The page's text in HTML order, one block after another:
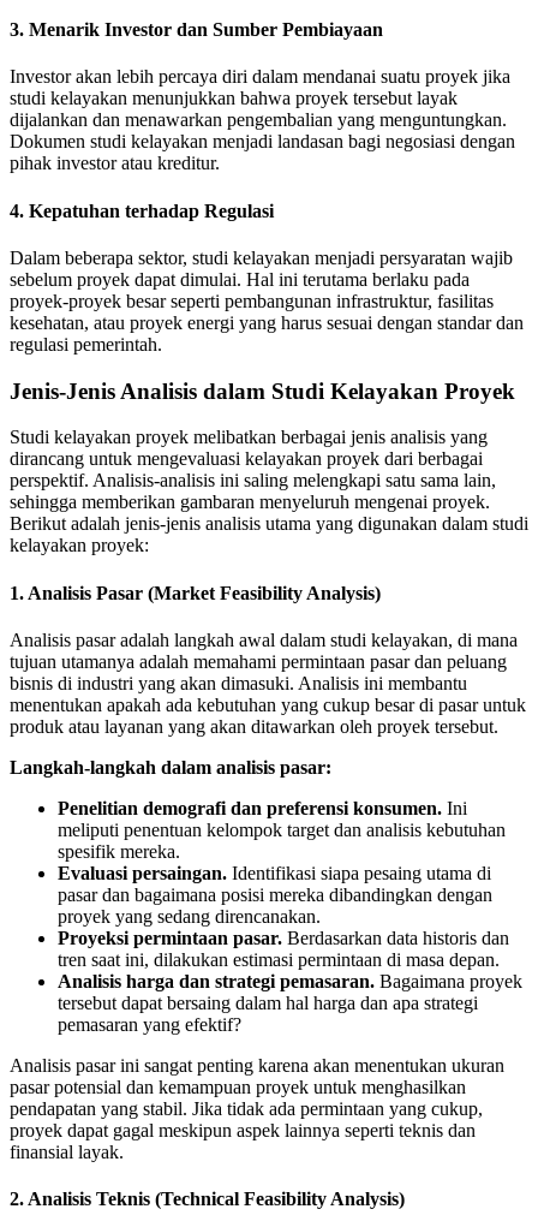
3. Menarik Investor dan Sumber Pembiayaan
Investor akan lebih percaya diri dalam mendanai suatu proyek jika
studi kelayakan menunjukkan bahwa proyek tersebut layak
dijalankan dan menawarkan pengembalian yang menguntungkan.
Dokumen studi kelayakan menjadi landasan bagi negosiasi dengan
pihak investor atau kreditur.
4. Kepatuhan terhadap Regulasi
Dalam beberapa sektor, studi kelayakan menjadi persyaratan wajib
sebelum proyek dapat dimulai. Hal ini terutama berlaku pada
proyek-proyek besar seperti pembangunan infrastruktur, fasilitas
kesehatan, atau proyek energi yang harus sesuai dengan standar dan
regulasi pemerintah.
Jenis-Jenis Analisis dalam Studi Kelayakan Proyek
Studi kelayakan proyek melibatkan berbagai jenis analisis yang
dirancang untuk mengevaluasi kelayakan proyek dari berbagai
perspektif. Analisis-analisis ini saling melengkapi satu sama lain,
sehingga memberikan gambaran menyeluruh mengenai proyek.
Berikut adalah jenis-jenis analisis utama yang digunakan dalam studi
kelayakan proyek:
1. Analisis Pasar (Market Feasibility Analysis)
Analisis pasar adalah langkah awal dalam studi kelayakan, di mana
tujuan utamanya adalah memahami permintaan pasar dan peluang
bisnis di industri yang akan dimasuki. Analisis ini membantu
menentukan apakah ada kebutuhan yang cukup besar di pasar untuk
produk atau layanan yang akan ditawarkan oleh proyek tersebut.
Langkah-langkah dalam analisis pasar:
Penelitian demografi dan preferensi konsumen. Ini
meliputi penentuan kelompok target dan analisis kebutuhan
spesifik mereka.
Evaluasi persaingan. Identifikasi siapa pesaing utama di
pasar dan bagaimana posisi mereka dibandingkan dengan
proyek yang sedang direncanakan.
Proyeksi permintaan pasar. Berdasarkan data historis dan
tren saat ini, dilakukan estimasi permintaan di masa depan.
Analisis harga dan strategi pemasaran. Bagaimana proyek
tersebut dapat bersaing dalam hal harga dan apa strategi
pemasaran yang efektif?
Analisis pasar ini sangat penting karena akan menentukan ukuran
pasar potensial dan kemampuan proyek untuk menghasilkan
pendapatan yang stabil. Jika tidak ada permintaan yang cukup,
proyek dapat gagal meskipun aspek lainnya seperti teknis dan
finansial layak.
2. Analisis Teknis (Technical Feasibility Analysis)